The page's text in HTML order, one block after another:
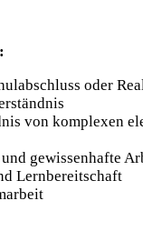
oder
von komplexen
gewissenhafte
Lernbereitschaft